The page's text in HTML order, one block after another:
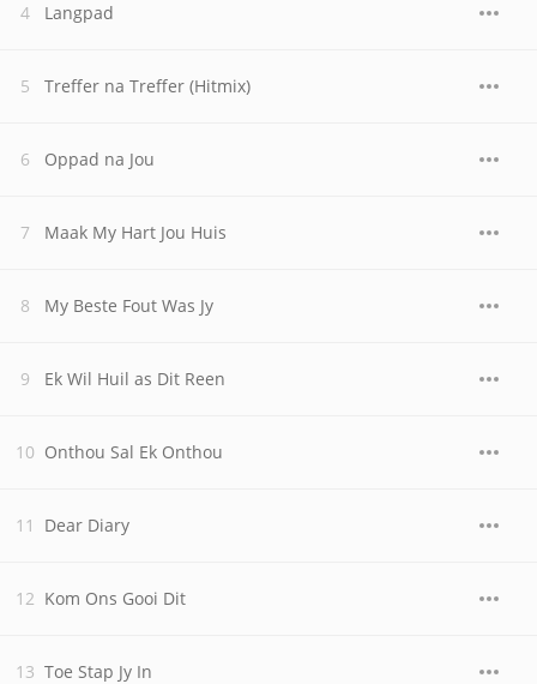
Langpad
Treffer na Treffer (Hitmix)
Oppad na Jou
Maak My Hart Jou Huis
My Beste Fout Was Jy
Ek Wil Huil as Dit Reen
Onthou Sal Ek Onthou
Dear Diary
Kom Ons Gooi Dit
Toe Stap Jy In